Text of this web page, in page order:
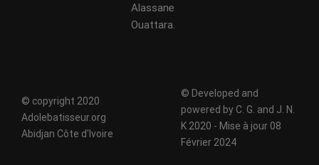
Alassane
Ouattara.
© copyright 2020
Adolebatisseur.org
Abidjan Côte d'Ivoire
© Developed and
powered by C. G. and J. N.
K 2020 - Mise à jour 08
Février 2024